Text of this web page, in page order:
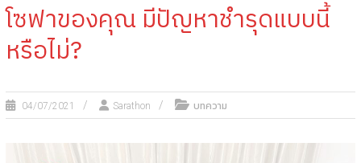
โซฟาของคุณ มีปัญหาชำรุดแบบนี้
หรือไม่?
04/07/2021 Sarathon บทความ